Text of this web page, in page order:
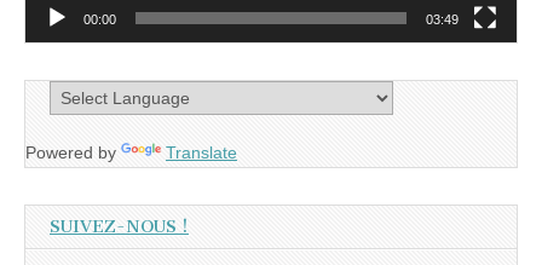
00:00 03:49
Powered by Translate
SUIVEZ-NOUS !